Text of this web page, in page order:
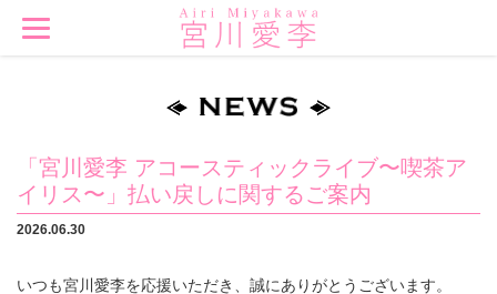
「宮川愛李 アコースティックライブ〜喫茶ア
イリス〜」払い戻しに関するご案内
2026.06.30
いつも宮川愛李を応援いただき、誠にありがとうございます。